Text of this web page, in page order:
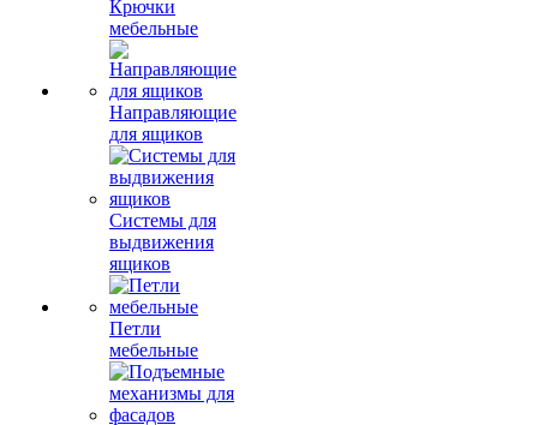
Крючки
мебельные
Направляющие
для ящиков
Системы для
выдвижения
ящиков
Петли
мебельные